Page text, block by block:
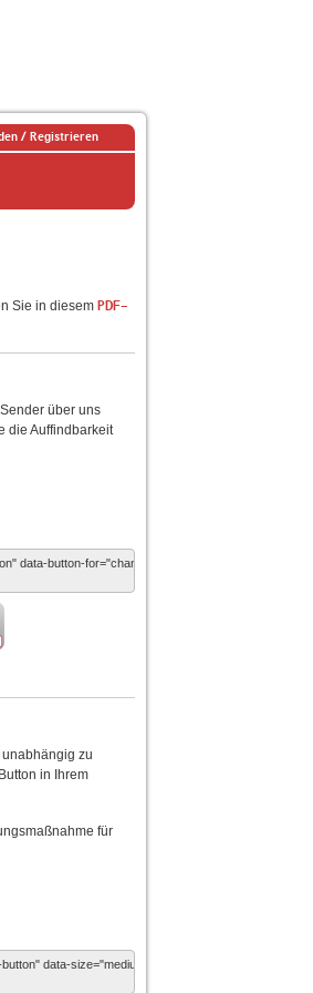
/ Registrieren
Sie in diesem PDF-
über uns
die Auffindbarkeit
zu
in Ihrem
für